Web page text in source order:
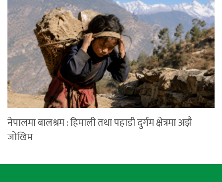
नेपालमा बालश्रम : हिमाली तथा पहाडी दुर्गम क्षेत्रमा अझै
जोखिम